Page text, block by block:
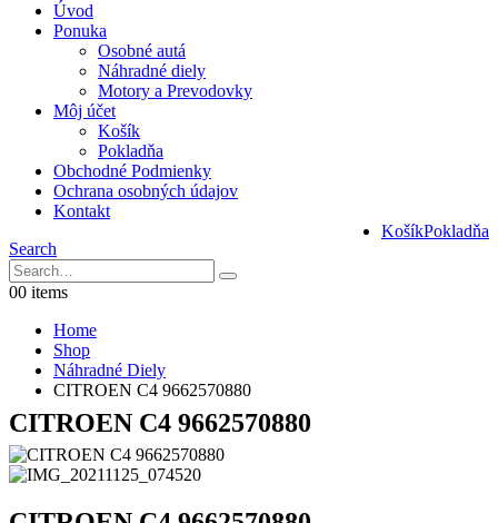
Úvod
Ponuka
Osobné autá
Náhradné diely
Motory a Prevodovky
Môj účet
Košík
Pokladňa
Obchodné Podmienky
Ochrana osobných údajov
Kontakt
KošíkPokladňa
Search
00 items
Home
Shop
Náhradné Diely
CITROEN C4 9662570880
CITROEN C4 9662570880